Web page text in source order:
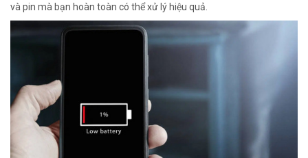
và pin mà bạn hoàn toàn có thể xử lý hiệu quả.